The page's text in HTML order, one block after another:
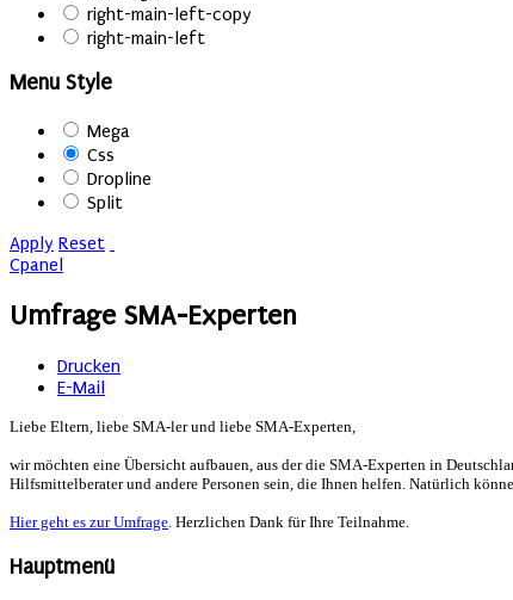
right-main-left-copy
right-main-left
Menu Style
Mega
Css
Dropline
Split
Apply Reset
Cpanel
Umfrage SMA-Experten
Drucken
E-Mail
Liebe Eltern, liebe SMA-ler und liebe SMA-Experten,
wir möchten eine Übersicht aufbauen, aus der die SMA-Experten in
Hilfsmittelberater und andere Personen sein, die Ihnen helfen. Natürlich
Hier geht es zur Umfrage . Herzlichen Dank für Ihre Teilnahme.
Hauptmenü